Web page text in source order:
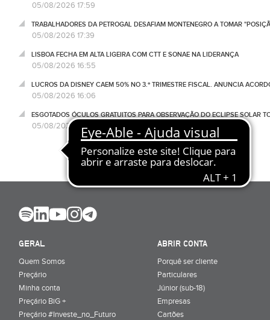
05/08/2026 17:59
TRABALHADORES DA PETROGAL DESAFIAM MONTENEGRO A TOMAR
05/08/2026 17:39
LISBOA FECHA EM ALTA LIGEIRA COM CTT E SONAE NA LIDERANÇA
05/08/2026 16:55
LUCROS DA DISNEY CAEM 50% NO 3.º TRIMESTRE FISCAL. ANUNCIA
05/08/2026 16:06
ESGOTADOS ÓCULOS GRATUITOS PARA OBSERVAÇÃO DO ECLIPSE SOLAR
05/08/2026 15:48
GERAL
Quem Somos
Preçário
Minha conta
Preçário BiG +
Preçário #Investe_no_Futuro
ABRIR CONTA
Porquê ser cliente
Particulares
Júnior (sub-18)
Empresas
Cartões